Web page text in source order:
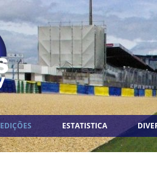
EDIÇÕES ESTATISTICA